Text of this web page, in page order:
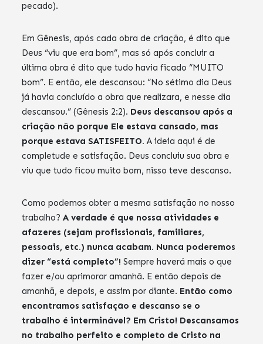
pecado).
Em Gênesis, após cada obra de criação, é dito que
Deus “viu que era bom”, mas só após concluir a
última obra é dito que tudo havia ficado “MUITO
bom”. E então, ele descansou: “No sétimo dia Deus
já havia concluído a obra que realizara, e nesse dia
descansou.” (Gênesis 2:2). Deus descansou após a
criação não porque Ele estava cansado, mas
porque estava SATISFEITO. A ideia aqui é de
completude e satisfação. Deus concluiu sua obra e
viu que tudo ficou muito bom, nisso teve descanso.
Como podemos obter a mesma satisfação no nosso
trabalho?A verdade é que nossa atividades e
afazeres (sejam profissionais, familiares,
pessoais, etc.) nunca acabam. Nunca poderemos
dizer “está completo”! Sempre haverá mais o que
fazer e/ou aprimorar amanhã. E então depois de
amanhã, e depois, e assim por diante. Então como
encontramos satisfação e descanso se o
trabalho é interminável? Em Cristo! Descansamos
no trabalho perfeito e completo de Cristo na